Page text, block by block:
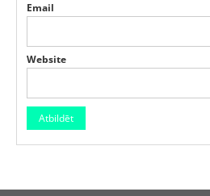
Email
Website